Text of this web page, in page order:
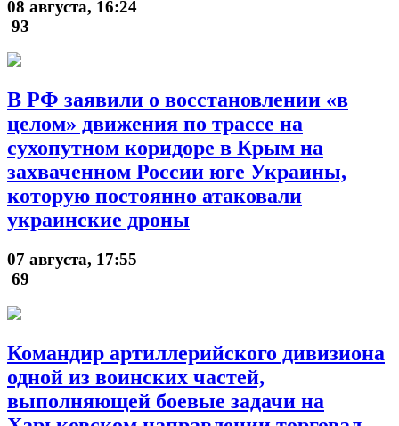
08 августа, 16:24
93
В РФ заявили о восстановлении «в
целом» движения по трассе на
сухопутном коридоре в Крым на
захваченном России юге Украины,
которую постоянно атаковали
украинские дроны
07 августа, 17:55
69
Командир артиллерийского дивизиона
одной из воинских частей,
выполняющей боевые задачи на